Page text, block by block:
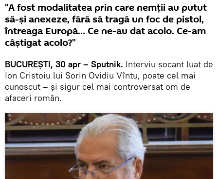
”A fost modalitatea prin care nemții au putut
să-și anexeze, fără să tragă un foc de pistol,
întreaga Europă… Ce ne-au dat acolo. Ce-am
câștigat acolo?”
BUCUREȘTI, 30 apr – Sputnik. Interviu șocant luat de
Ion Cristoiu lui Sorin Ovidiu Vîntu, poate cel mai
cunoscut – și sigur cel mai controversat om de
afaceri român.